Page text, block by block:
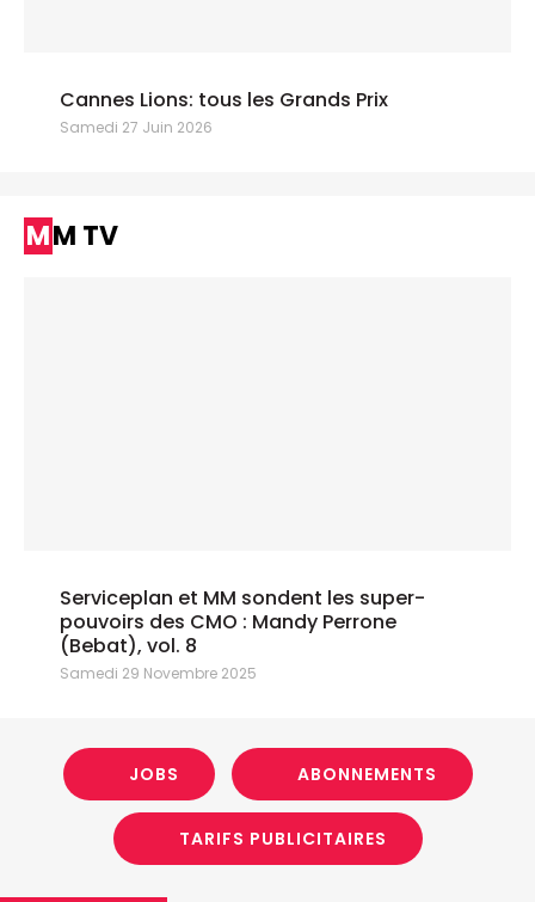
Cannes Lions: tous les Grands Prix
Samedi 27 Juin 2026
MM TV
Serviceplan et MM sondent les super-
pouvoirs des CMO : Mandy Perrone
(Bebat), vol. 8
Samedi 29 Novembre 2025
JOBS ABONNEMENTS
TARIFS PUBLICITAIRES